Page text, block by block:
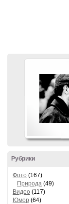
Рубрики
Фото (167)
Природа (49)
Видео (117)
Юмор (64)